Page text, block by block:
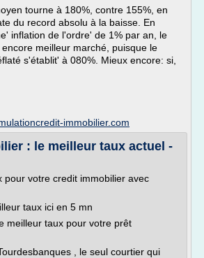
tourne à 180%, contre 155%, en
du record absolu à la baisse. En
inflation de l'ordre' de 1% par an, le
meilleur marché, puisque le
s'établit' à 080%. Mieux encore: si,
immobilier.com
: le meilleur taux actuel -
pour votre credit immobilier avec
taux ici en 5 mn
meilleur taux pour votre prêt
, le seul courtier qui